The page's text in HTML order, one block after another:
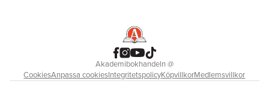
Akademibokhandeln@
CookiesAnpassa cookiesIntegritetspolicyKöpvillkorMedlemsvillkor